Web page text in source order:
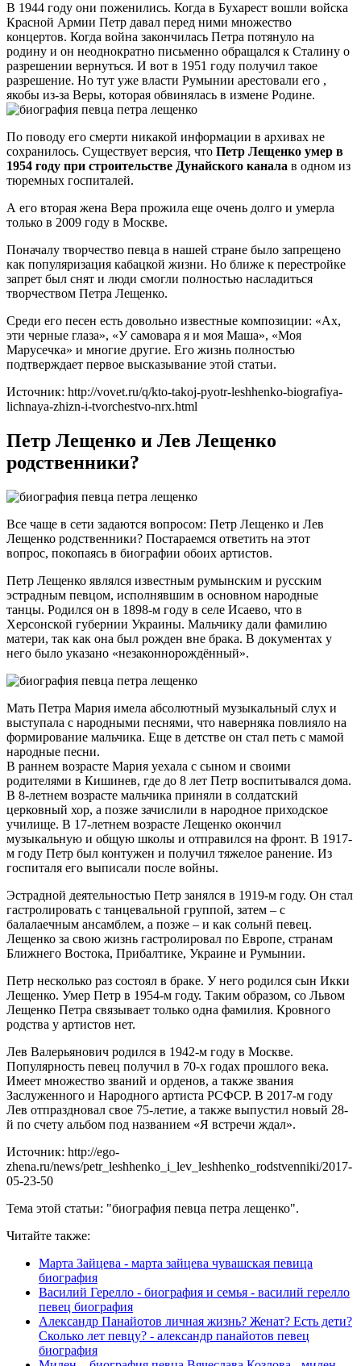
В 1944 году они поженились. Когда в Бухарест вошли войска
Красной Армии Петр давал перед ними множество
концертов. Когда война закончилась Петра потянуло на
родину и он неоднократно письменно обращался к Сталину о
разрешении вернуться. И вот в 1951 году получил такое
разрешение. Но тут уже власти Румынии арестовали его ,
якобы из-за Веры, которая обвинялась в измене Родине.
По поводу его смерти никакой информации в архивах не
сохранилось. Существует версия, что Петр Лещенко умер в
1954 году при строительстве Дунайского канала в одном из
тюремных госпиталей.
А его вторая жена Вера прожила еще очень долго и умерла
только в 2009 году в Москве.
Поначалу творчество певца в нашей стране было запрещено
как популяризация кабацкой жизни. Но ближе к перестройке
запрет был снят и люди смогли полностью насладиться
творчеством Петра Лещенко.
Среди его песен есть довольно известные композиции: «Ах,
эти черные глаза», «У самовара я и моя Маша», «Моя
Марусечка» и многие другие. Его жизнь полностью
подтверждает первое высказывание этой статьи.
Источник: http://vovet.ru/q/kto-takoj-pyotr-leshhenko-biografiya-
lichnaya-zhizn-i-tvorchestvo-nrx.html
Петр Лещенко и Лев Лещенко
родственники?
Все чаще в сети задаются вопросом: Петр Лещенко и Лев
Лещенко родственники? Постараемся ответить на этот
вопрос, покопаясь в биографии обоих артистов.
Петр Лещенко являлся известным румынским и русским
эстрадным певцом, исполнявшим в основном народные
танцы. Родился он в 1898-м году в селе Исаево, что в
Херсонской губернии Украины. Мальчику дали фамилию
матери, так как она был рожден вне брака. В документах у
него было указано «незаконнорождённый».
Мать Петра Мария имела абсолютный музыкальный слух и
выступала с народными песнями, что наверняка повлияло на
формирование мальчика. Еще в детстве он стал петь с мамой
народные песни.
В раннем возрасте Мария уехала с сыном и своими
родителями в Кишинев, где до 8 лет Петр воспитывался дома.
В 8-летнем возрасте мальчика приняли в солдатский
церковный хор, а позже зачислили в народное приходское
училище. В 17-летнем возрасте Лещенко окончил
музыкальную и общую школы и отправился на фронт. В 1917-
м году Петр был контужен и получил тяжелое ранение. Из
госпиталя его выписали после войны.
Эстрадной деятельностью Петр занялся в 1919-м году. Он стал
гастролировать с танцевальной группой, затем – с
балалаечным ансамблем, а позже – и как сольнй певец.
Лещенко за свою жизнь гастролировал по Европе, странам
Ближнего Востока, Прибалтике, Украине и Румынии.
Петр несколько раз состоял в браке. У него родился сын Икки
Лещенко. Умер Петр в 1954-м году. Таким образом, со Львом
Лещенко Петра связывает только одна фамилия. Кровного
родства у артистов нет.
Лев Валерьянович родился в 1942-м году в Москве.
Популярность певец получил в 70-х годах прошлого века.
Имеет множество званий и орденов, а также звания
Заслуженного и Народного артиста РСФСР. В 2017-м году
Лев отпраздновал свое 75-летие, а также выпустил новый 28-
й по счету альбом под названием «Я встречи ждал».
Источник: http://ego-
zhena.ru/news/petr_leshhenko_i_lev_leshhenko_rodstvenniki/2017-
05-23-50
Тема этой статьи: "биография певца петра лещенко".
Читайте также:
Марта Зайцева - марта зайцева чувашская певица
биография
Василий Герелло - биография и семья - василий герелло
певец биография
Александр Панайотов личная жизнь? Женат? Есть дети?
Сколько лет певцу? - александр панайотов певец
биография